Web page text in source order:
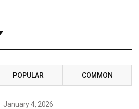
POPULAR COMMON
January 4, 2026